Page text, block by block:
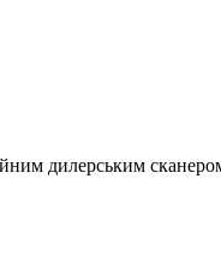
дилерським